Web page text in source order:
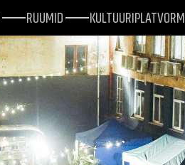
RUUMID KULTUURIPLATVORM